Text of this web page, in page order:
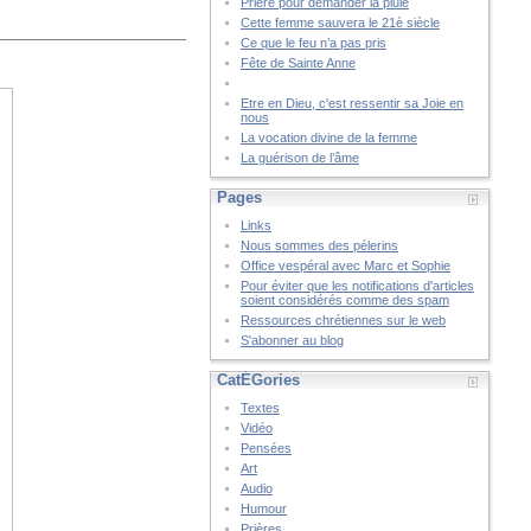
Cette femme sauvera le 21è siècle
Ce que le feu n’a pas pris
Fête de Sainte Anne
Etre en Dieu, c'est ressentir sa Joie en
nous
La vocation divine de la femme
La guérison de l’âme
Pages
Links
Nous sommes des pélerins
Office vespéral avec Marc et Sophie
Pour éviter que les notifications d'articles
soient considérés comme des spam
Ressources chrétiennes sur le web
S'abonner au blog
CatÉGories
Textes
Vidéo
Pensées
Art
Audio
Humour